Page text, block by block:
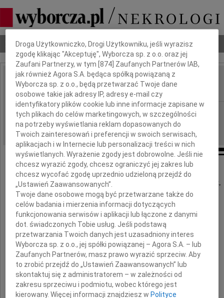
Nekrologi Odeszli Poradnik pogrzebowy
IMIĘ I NAZWISKO: Halina Wasiutyńska
REGION: Warszawa
DATA EMISJI: 09.10.2009
W dniu 8 września 2008 roku, w wieku 96 lat,
zmarła w Connecticut (USA)
Halina Wasiutyńska
wdowa po ś p. Wojciechu Wasiutyńskim
Dbamy o Twoją prywatność
Droga Użytkowniczko, Drogi Użytkowniku, jeśli wyrazisz
zgodę klikając "Akceptuję", Wyborcza sp. z o.o. oraz jej
Zaufani Partnerzy, w tym [874 ] Zaufanych Partnerów IAB,
jak również Agora S.A. będąca spółką powiązaną z
Wyborcza sp. z o.o., będą przetwarzać Twoje dane
osobowe takie jak adresy IP, adresy e-mail czy
identyfikatory plików cookie lub inne informacje zapisane w
tych plikach do celów marketingowych, w szczególności
na potrzeby wyświetlania reklam dopasowanych do
Twoich zainteresowań i preferencji w swoich serwisach,
aplikacjach i w Internecie lub personalizacji treści w nich
wyświetlanych. Wyrażenie zgody jest dobrowolne. Jeśli nie
chcesz wyrazić zgody, chcesz ograniczyć jej zakres lub
chcesz wycofać zgodę uprzednio udzieloną przejdź do
„Ustawień Zaawansowanych”.
Twoje dane osobowe mogą być przetwarzane także do
celów badania i mierzenia informacji dotyczących
funkcjonowania serwisów i aplikacji lub łączone z danymi
dot. świadczonych Tobie usług. Jeśli podstawą
przetwarzania Twoich danych jest uzasadniony interes
Wyborcza sp. z o.o., jej spółki powiązanej – Agora S.A. – lub
Zaufanych Partnerów, masz prawo wyrazić sprzeciw. Aby
to zrobić przejdź do „Ustawień Zaawansowanych” lub
skontaktuj się z administratorem – w zależności od
zakresu sprzeciwu i podmiotu, wobec którego jest
kierowany. Więcej informacji znajdziesz w Polityce